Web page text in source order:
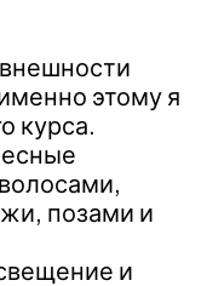
этому я
курса.
позами и
и